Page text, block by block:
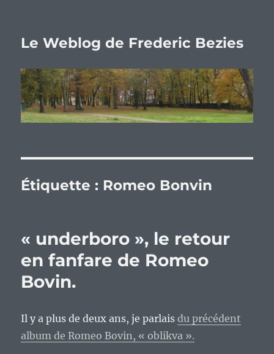
Le Weblog de Frederic Bezies
Étiquette : Romeo Bonvin
« underboro », le retour
en fanfare de Romeo
Bovin.
Il y a plus de deux ans, je parlaisdu précédent
album de Romeo Bovin, « oblikva ».